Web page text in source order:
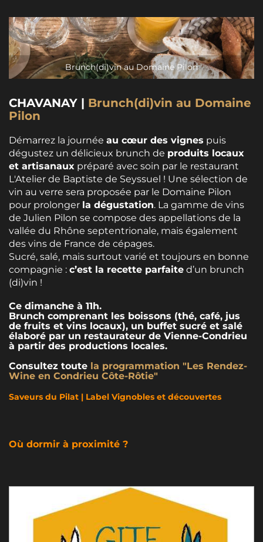
Brunch(di)vin au Domaine Pilon
CHAVANAY | Brunch(di)vin au Domaine
Pilon
Démarrez la journée au cœur des vignes puis
dégustez un délicieux brunch de produits locaux
et artisanaux préparé avec soin par le restaurant
L'Atelier de Baptiste de Seyssuel ! Une sélection de
vin au verre sera proposée par le Domaine Pilon
pour prolonger la dégustation. La gamme de vins
de Julien Pilon se compose des appellations de la
vallée du Rhône septentrionale, mais également
des vins de France de cépages.
Sucré, salé, mais surtout varié et toujours en bonne
compagnie : c’est la recette parfaite d’un brunch
(di)vin !
Ce dimanche à 11h.
Brunch comprenant les boissons (thé, café, jus
de fruits et vins locaux), un buffet sucré et salé
élaboré par un restaurateur de Vienne-Condrieu
à partir des productions locales.
Consultez toute la programmation "Les Rendez-
Wine en Condrieu Côte-Rôtie"
Saveurs du Pilat | Label Vignobles et découvertes
Où dormir à proximité ?